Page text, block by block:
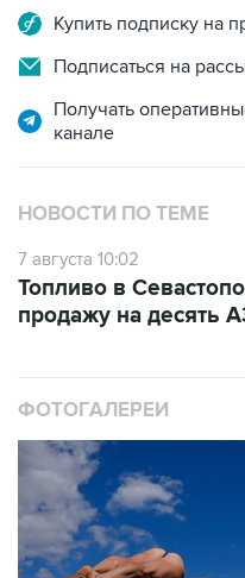
Купить подписку на
Подписаться на
Получать
канале
НОВОСТИ ПО ТЕМЕ
7 августа 10:02
Топливо в
продажу на десять
ФОТОГАЛЕРЕИ